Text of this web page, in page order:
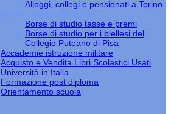
Alloggi, collegi e pensionati a Torino
Borse e diritto allo studio
Borse di studio tasse e premi
Borse di studio per i biellesi del
Collegio Puteano di Pisa
Accademie istruzione militare
Acquisto e Vendita Libri Scolastici Usati
Università in Italia
Formazione post diploma
Orientamento scuola